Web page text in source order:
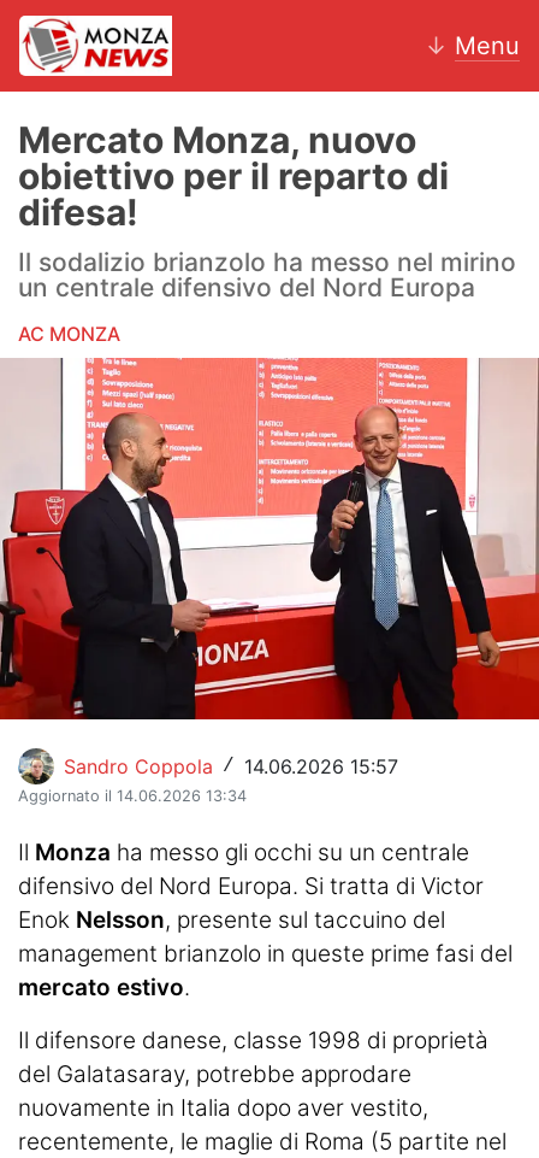
↓ Menu
News
AC Monza
Motori
Hockey
Altri sport
Hockey
Pallanuoto
Pallamano
News
Turismo
Eventi
Mercato Monza, nuovo
obiettivo per il reparto di
difesa!
Il sodalizio brianzolo ha messo nel mirino
un centrale difensivo del Nord Europa
AC MONZA
Sandro Coppola / 14.06.2026 15:57
Aggiornato il 14.06.2026 13:34
Il Monza ha messo gli occhi su un centrale
difensivo del Nord Europa. Si tratta di Victor
Enok Nelsson, presente sul taccuino del
management brianzolo in queste prime fasi del
mercato estivo.
Il difensore danese, classe 1998 di proprietà
del Galatasaray, potrebbe approdare
nuovamente in Italia dopo aver vestito,
recentemente, le maglie di Roma (5 partite nel